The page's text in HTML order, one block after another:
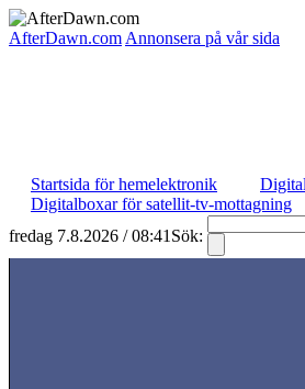
AfterDawn.com Annonsera på vår sida
Startsida för hemelektronik
Digitalboxar för satellit-tv-mottagning
fredag 7.8.2026 / 08:41 Sök: